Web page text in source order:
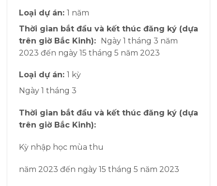
Loại dự án: 1 năm
Thời gian bắt đầu và kết thúc đăng ký (dựa
trên giờ Bắc Kinh): Ngày 1 tháng 3 năm
2023 đến ngày 15 tháng 5 năm 2023
Loại dự án: 1 kỳ
Ngày 1 tháng 3
Thời gian bắt đầu và kết thúc đăng ký (dựa
trên giờ Bắc Kinh):
Kỳ nhập học mùa thu
năm 2023 đến ngày 15 tháng 5 năm 2023